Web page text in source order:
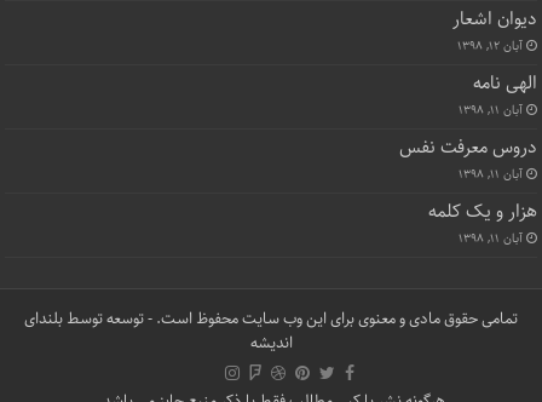
دیوان اشعار
آبان ۱۲, ۱۳۹۸
الهی نامه
آبان ۱۱, ۱۳۹۸
دروس معرفت نفس
آبان ۱۱, ۱۳۹۸
هزار و یک کلمه
آبان ۱۱, ۱۳۹۸
تمامی حقوق مادی و معنوی برای این وب سایت محفوظ است. - توسعه توسطبلندای
اندیشه